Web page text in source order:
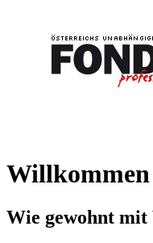
Wie gewohnt mit